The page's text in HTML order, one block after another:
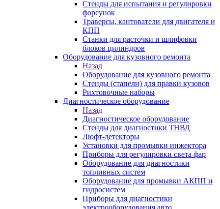
Стенды для испытания и регулировки
форсунок
Траверсы, кантователи для двигателя и
КПП
Станки для расточки и шлифовки
блоков цилиндров
Оборудование для кузовного ремонта
Назад
Оборудование для кузовного ремонта
Стенды (стапели) для правки кузовов
Рихтовочные наборы
Диагностическое оборудование
Назад
Диагностическое оборудование
Стенды для диагностики ТНВД
Люфт-детекторы
Установки для промывки инжектора
Приборы для регулировки света фар
Оборудование для диагностики
топливных систем
Оборудование для промывки АКПП и
гидросистем
Приборы для диагностики
электрооборудования авто